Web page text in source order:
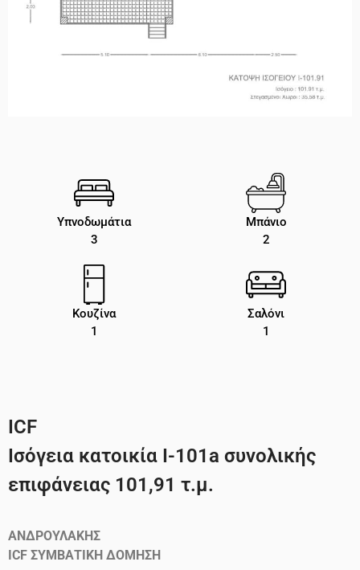
Υπνοδωμάτια
3
Μπάνιο
2
Κουζίνα
1
Σαλόνι
1
ICF
Ισόγεια κατοικία Ι-101a συνολικής
επιφάνειας 101,91 τ.μ.
ΑΝΔΡΟΥΛΑΚΗΣ
ICF ΣΥΜΒΑΤΙΚΗ ΔΟΜΗΣΗ